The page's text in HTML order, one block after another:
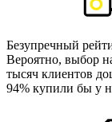
Безупречный
Вероятно, выбор
тысяч клиентов
94% купили бы у